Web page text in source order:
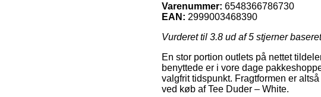
Varenummer: 6548366786730
EAN: 2999003468390
Vurderet til 3.8 ud af 5 stjerner
En stor portion outlets på nettet
benyttede er i vore dage
valgfrit tidspunkt. Fragtformen er
ved køb af Tee Duder – White.